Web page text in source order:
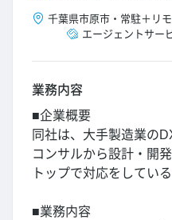
千葉県市原市 ・ 常駐＋リ
エージェントサー
業務内容
■企業概要
同社は、大手製造業の
コンサルから設計・開
トップで対応をしてい
■業務内容